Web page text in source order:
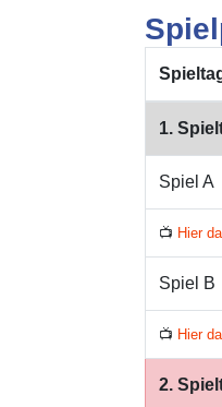
1.
Spiel A
📺 Hier
Spiel B
📺 Hier
2.